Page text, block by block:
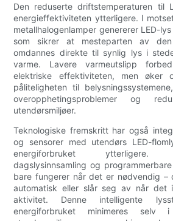
Den reduserte driftstemperaturen til
energieffektiviteten ytterligere. I
metallhalogenlamper genererer LED-
som sikrer at mesteparten av den
omdannes direkte til synlig lys i
varme. Lavere varmeutslipp
elektriske effektiviteten, men øker
påliteligheten til
overopphetingsproblemer og
utendørsmiljøer.
Teknologiske fremskritt har også
og sensorer med utendørs LED-
energiforbruket ytterligere.
dagslysinnsamling og
bare fungerer når det er nødvendig –
automatisk eller slår seg av når det
aktivitet. Denne intelligente
energiforbruket minimeres selv